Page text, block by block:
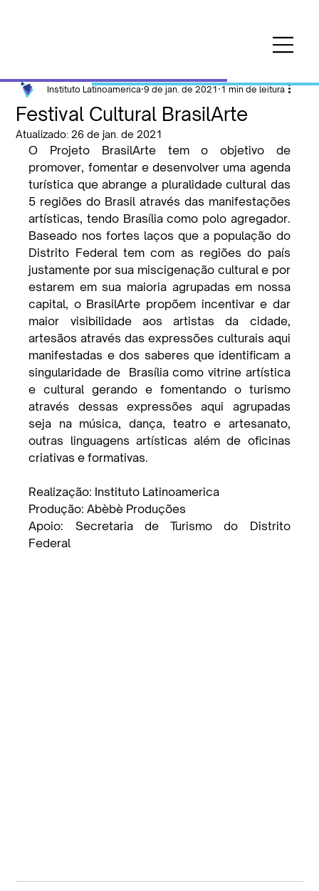
Festival Cultural BrasilArte
Instituto Latinoamerica 9 de jan. de 2021 1 min de leitura
Atualizado: 26 de jan. de 2021
O Projeto BrasilArte tem o objetivo de
promover, fomentar e desenvolver uma agenda
turística que abrange a pluralidade cultural das
5 regiões do Brasil através das manifestações
artísticas, tendo Brasília como polo agregador.
Baseado nos fortes laços que a população do
Distrito Federal tem com as regiões do país
justamente por sua miscigenação cultural e por
estarem em sua maioria agrupadas em nossa
capital, o BrasilArte propõem incentivar e dar
maior visibilidade aos artistas da cidade,
artesãos através das expressões culturais aqui
manifestadas e dos saberes que identificam a
singularidade de  Brasília como vitrine artística
e cultural gerando e fomentando o turismo
através dessas expressões aqui agrupadas
seja na música, dança, teatro e artesanato,
outras linguagens artísticas além de oficinas
criativas e formativas.
Realização: Instituto Latinoamerica
Produção: Abèbè Produções
Apoio: Secretaria de Turismo do Distrito
Federal